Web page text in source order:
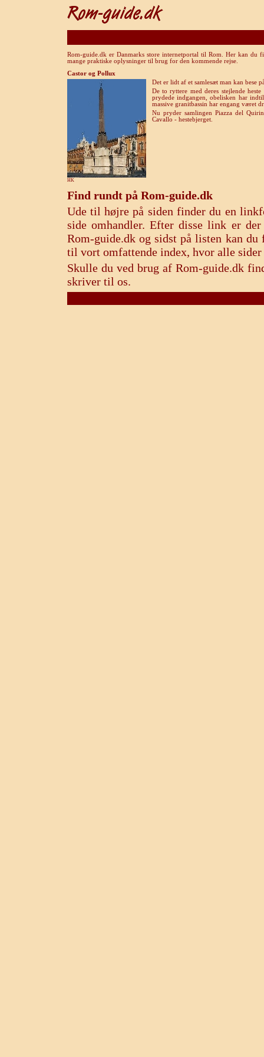
Rom-guide.dk er Danmarks store internetportal til Rom. Her kan du
mange praktiske oplysninger til brug for den kommende rejse.
Castor og Pollux
Det er lidt af et samlesæt man kan bese
De to ryttere med deres stejlende
prydede indgangen, obelisken har
massive granitbassin har engang været
Nu pryder samlingen Piazza del
Cavallo - hestebjerget.
HK
Find rundt på Rom-guide.dk
Ude til højre på siden finder du en
side omhandler. Efter disse link er
Rom-guide.dk og sidst på listen kan
til vort omfattende index, hvor alle
Skulle du ved brug af Rom-guide.dk
skriver til os.